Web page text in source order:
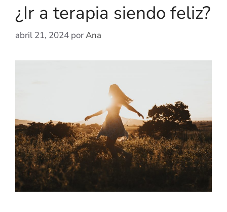
¿Ir a terapia siendo feliz?
abril 21, 2024 porAna